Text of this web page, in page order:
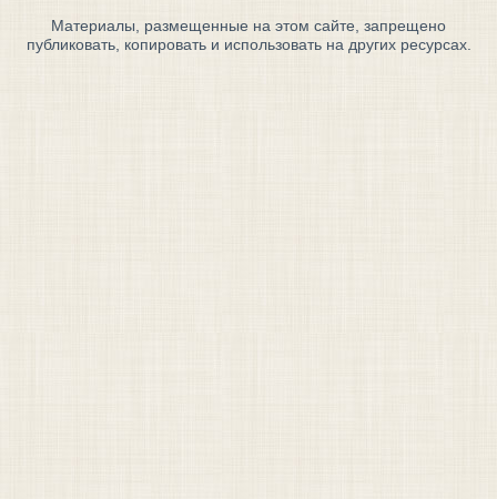
Материалы, размещенные на этом сайте, запрещено
публиковать, копировать и использовать на других ресурсах.